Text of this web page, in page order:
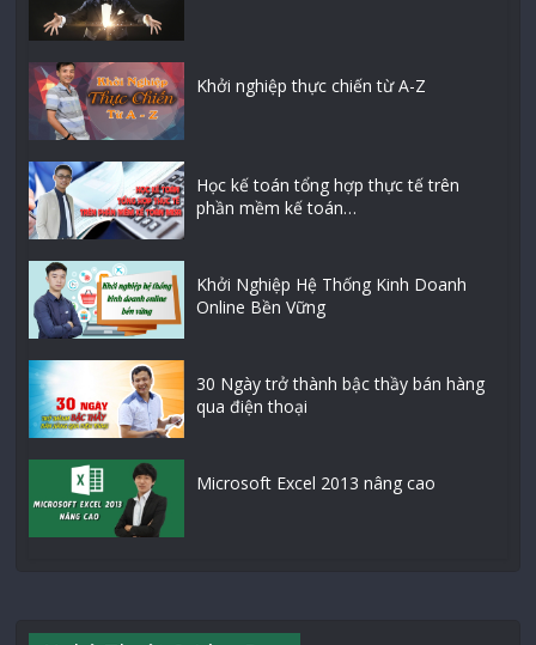
Khởi nghiệp thực chiến từ A-Z
Học kế toán tổng hợp thực tế trên
phần mềm kế toán…
Khởi Nghiệp Hệ Thống Kinh Doanh
Online Bền Vững
30 Ngày trở thành bậc thầy bán hàng
qua điện thoại
Microsoft Excel 2013 nâng cao